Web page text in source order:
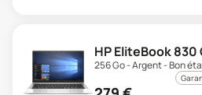
HP EliteBook 830
256 Go - Argent - Bon